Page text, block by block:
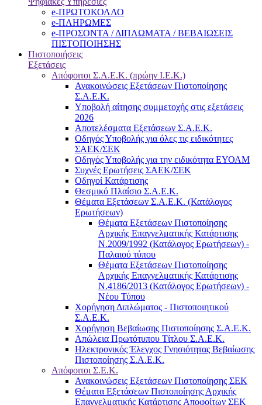
e-ΠΡΩΤΟΚΟΛΛΟ
e-ΠΛΗΡΩΜΕΣ
e-ΠΡΟΣΟΝΤΑ / ΔΙΠΛΩΜΑΤΑ / ΒΕΒΑΙΩΣΕΙΣ
ΠΙΣΤΟΠΟΙΗΣΗΣ
Πιστοποιήσεις
Εξετάσεις
Απόφοιτοι Σ.Α.Ε.Κ. (πρώην Ι.Ε.Κ.)
Ανακοινώσεις Εξετάσεων Πιστοποίησης
Σ.Α.Ε.Κ.
Υποβολή αίτησης συμμετοχής στις εξετάσεις
2026
Αποτελέσματα Εξετάσεων Σ.Α.Ε.Κ.
Οδηγός Υποβολής για όλες τις ειδικότητες
ΣΑΕΚ/ΣΕΚ
Οδηγός Υποβολής για την ειδικότητα ΕΥΟΑΜ
Συχνές Ερωτήσεις ΣΑΕΚ/ΣΕΚ
Οδηγοί Κατάρτισης
Θεσμικό Πλαίσιο Σ.Α.Ε.Κ.
Θέματα Εξετάσεων Σ.Α.Ε.Κ. (Κατάλογος
Ερωτήσεων)
Θέματα Εξετάσεων Πιστοποίησης
Αρχικής Επαγγελματικής Κατάρτισης
Ν.2009/1992 (Κατάλογος Ερωτήσεων) -
Παλαιού τύπου
Θέματα Εξετάσεων Πιστοποίησης
Αρχικής Επαγγελματικής Κατάρτισης
Ν.4186/2013 (Κατάλογος Ερωτήσεων) -
Νέου Τύπου
Χορήγηση Διπλώματος - Πιστοποιητικού
Σ.Α.Ε.Κ.
Χορήγηση Βεβαίωσης Πιστοποίησης Σ.Α.Ε.Κ.
Απώλεια Πρωτότυπου Τίτλου Σ.Α.Ε.Κ.
Ηλεκτρονικός Έλεγχος Γνησιότητας Βεβαίωσης
Πιστοποίησης Σ.Α.Ε.Κ.
Απόφοιτοι Σ.Ε.Κ.
Ανακοινώσεις Εξετάσεων Πιστοποίησης ΣΕΚ
Θέματα Εξετάσεων Πιστοποίησης Αρχικής
Επαγγελματικής Κατάρτισης Αποφοίτων ΣΕΚ